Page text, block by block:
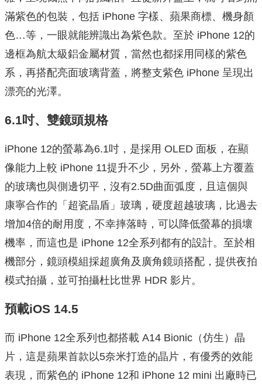
滿紫色的包裝，包括 iPhone 字樣、蘋果商標、機身顏
色…等，一眼就能辨識出為紫色款。至於 iPhone 12的
邊框為航太級鋁金屬材質，當然也都採用同樣的紫色
系，再搭配亮面玻璃背蓋，將整支紫色 iPhone 呈現出
漂亮的光澤。
6.1吋、雙鏡頭規格
iPhone 12的螢幕為6.1吋，是採用 OLED 面板，在顯
像能力上較 iPhone 11提升不少，另外，螢幕上方覆蓋
的玻璃也與側邊切平，沒有2.5D曲面弧度，且這個與
康寧合作的「超瓷晶盾」玻璃，硬度超越玻璃，比過去
增加4倍的耐用度，不幸摔落時，可以降低螢幕的損壞
機率，而這也是 iPhone 12全系列都有的設計。至於相
機部分，鏡頭模組採超廣角及廣角鏡頭搭配，提供夜拍
模式拍攝，並可拍攝杜比世界 HDR 影片。
預載iOS 14.5
而 iPhone 12全系列也都搭載 A14 Bionic（仿生）晶
片，這是蘋果首款以5奈米打造的晶片，有優秀的效能
表現，而紫色的 iPhone 12和 iPhone 12 mini 出廠時已